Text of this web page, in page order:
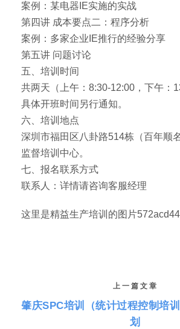
案例：某电器IE实施的实战
第四讲 成本要点二：程序分析
案例：多家企业IE推行的经验分享
第五讲 问题讨论
五、培训时间
共两天（上午：8:30-12:00，下午：
具体开班时间另行通知。
六、培训地点
深圳市福田区八卦路514栋（百年顺
监督培训中心。
七、报名联系方式
联系人：详情请咨询客服经理
这里是精益生产培训的图片
上一篇文章
肇庆SPC培训（统计过程控制培
划